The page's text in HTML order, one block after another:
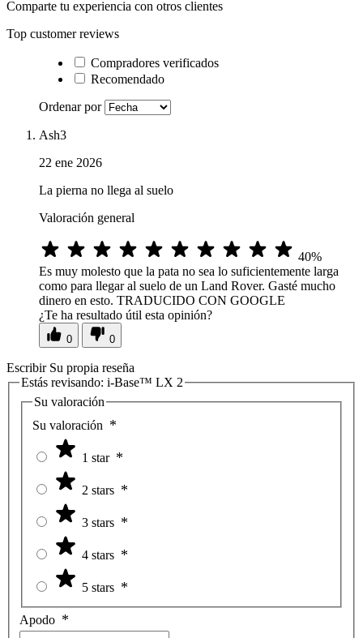
Comparte tu experiencia con otros clientes
Top customer reviews
Compradores verificados
Recomendado
Ordenar por
Ash3
22 ene 2026
La pierna no llega al suelo
Valoración general
40%
Es muy molesto que la pata no sea lo suficientemente larga
como para llegar al suelo de un Land Rover. Gasté mucho
dinero en esto. TRADUCIDO CON GOOGLE
¿Te ha resultado útil esta opinión?
0 0
Escribir Su propia reseña
Estás revisando: i-Base™ LX 2
Su valoración
Su valoración
1 star
2 stars
3 stars
4 stars
5 stars
Apodo